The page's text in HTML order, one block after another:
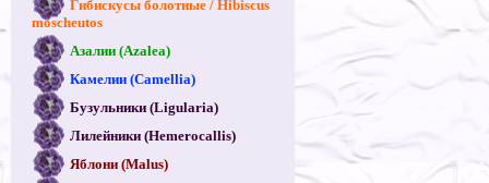
Гибискусы болотные / Hibiscus
moscheutos
Азалии (Azalea)
Камелии (Camellia)
Бузульники (Ligularia)
Лилейники (Hemerocallis)
Яблони (Malus)